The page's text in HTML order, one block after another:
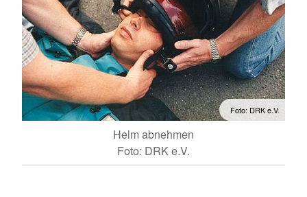
Foto: DRK e.V.
Helm abnehmen
Foto: DRK e.V.